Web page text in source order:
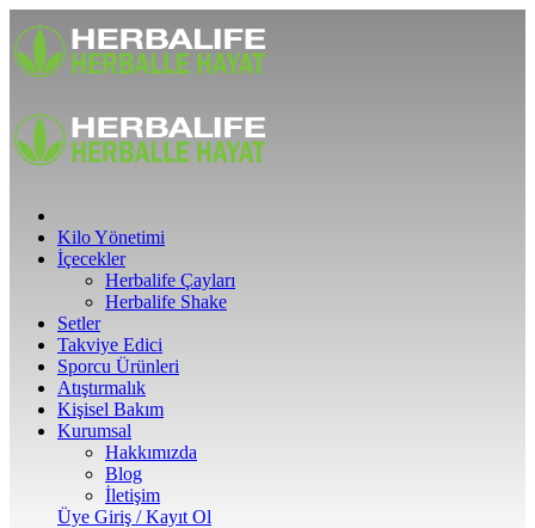
Kilo Yönetimi
İçecekler
Herbalife Çayları
Herbalife Shake
Setler
Takviye Edici
Sporcu Ürünleri
Atıştırmalık
Kişisel Bakım
Kurumsal
Hakkımızda
Blog
İletişim
Üye Giriş / Kayıt Ol